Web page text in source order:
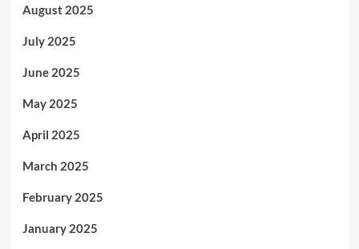
August 2025
July 2025
June 2025
May 2025
April 2025
March 2025
February 2025
January 2025